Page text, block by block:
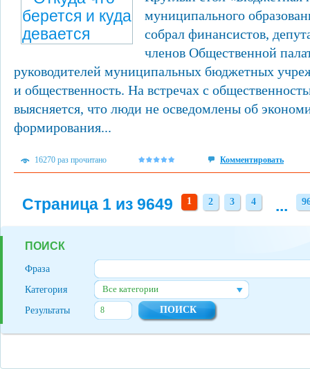
муниципального
собрал финансистов,
членов Общественной
руководителей муниципальных бюджетных
и общественность. На встречах с
выясняется, что люди не осведомлены об
формирования...
16270 раз прочитано Комментировать
Страница 1 из 9649 1 2
2 3
3 4
4 ...
ПОИСК
Фраза
Категория
Все категории
Результаты